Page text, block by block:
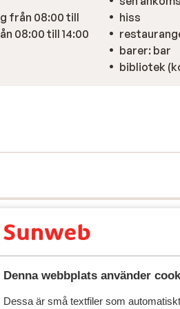
Denna webbplats använder
Dessa är små textfiler som
från 08:00 till
08:00 till 14:00
hiss
barer: bar
bibliotek